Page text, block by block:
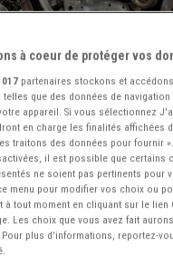
Actualisée le : 10/07/2026
à coeur de protéger vos
partenaires stockons et
que des données de
appareil. Si vous sélectionnez
en charge les finalités affichées
traitons des données pour fournir
il est possible que certains
ne soient pas pertinents pour
menu pour modifier vos choix ou
à tout moment en cliquant sur le lien
Les choix que vous avez fait
Pour plus d’informations, reportez-